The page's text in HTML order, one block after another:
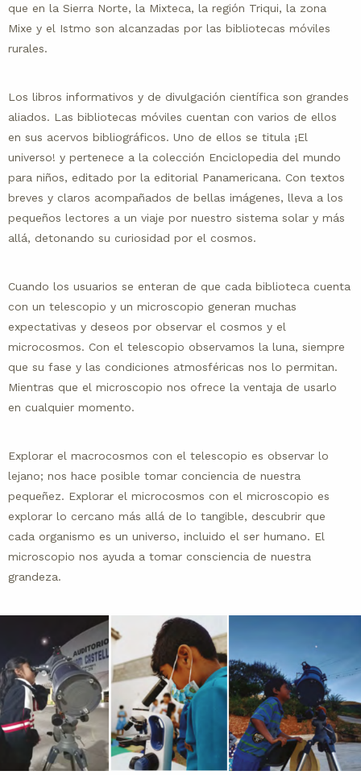
que en la Sierra Norte, la Mixteca, la región Triqui, la zona
Mixe y el Istmo son alcanzadas por las bibliotecas móviles
rurales.
Los libros informativos y de divulgación científica son grandes
aliados. Las bibliotecas móviles cuentan con varios de ellos
en sus acervos bibliográficos. Uno de ellos se titula ¡El
universo! y pertenece a la colección Enciclopedia del mundo
para niños, editado por la editorial Panamericana. Con textos
breves y claros acompañados de bellas imágenes, lleva a los
pequeños lectores a un viaje por nuestro sistema solar y más
allá, detonando su curiosidad por el cosmos.
Cuando los usuarios se enteran de que cada biblioteca cuenta
con un telescopio y un microscopio generan muchas
expectativas y deseos por observar el cosmos y el
microcosmos. Con el telescopio observamos la luna, siempre
que su fase y las condiciones atmosféricas nos lo permitan.
Mientras que el microscopio nos ofrece la ventaja de usarlo
en cualquier momento.
Explorar el macrocosmos con el telescopio es observar lo
lejano; nos hace posible tomar conciencia de nuestra
pequeñez. Explorar el microcosmos con el microscopio es
explorar lo cercano más allá de lo tangible, descubrir que
cada organismo es un universo, incluido el ser humano. El
microscopio nos ayuda a tomar consciencia de nuestra
grandeza.